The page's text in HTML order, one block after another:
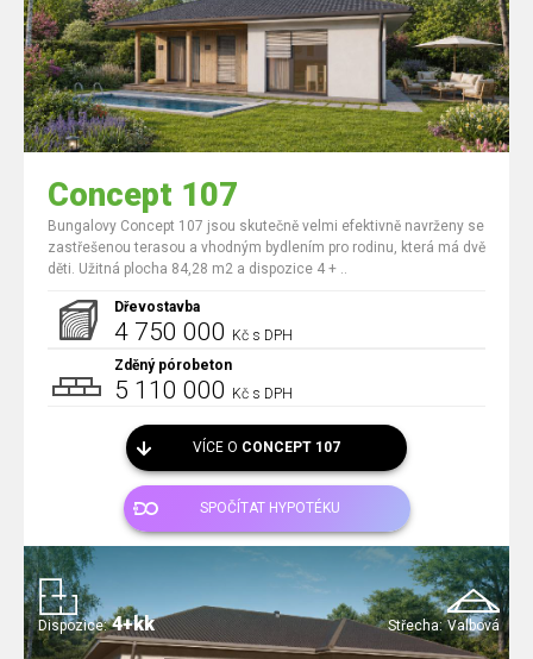
Concept 107
Bungalovy Concept 107 jsou skutečně velmi efektivně navrženy se
zastřešenou terasou a vhodným bydlením pro rodinu, která má dvě
děti. Užitná plocha 84,28 m2 a dispozice 4 + ..
Dřevostavba
4 750 000 Kč s DPH
Zděný pórobeton
5 110 000 Kč s DPH
VÍCE O CONCEPT 107
SPOČÍTAT HYPOTÉKU
Střecha: Valbová
Dispozice: 4+kk